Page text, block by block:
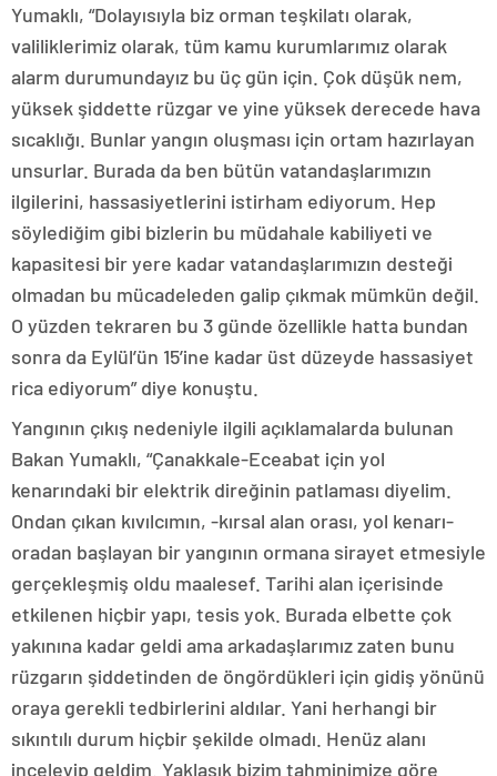
Yumaklı, “Dolayısıyla biz orman teşkilatı olarak,
valiliklerimiz olarak, tüm kamu kurumlarımız olarak
alarm durumundayız bu üç gün için. Çok düşük nem,
yüksek şiddette rüzgar ve yine yüksek derecede hava
sıcaklığı. Bunlar yangın oluşması için ortam hazırlayan
unsurlar. Burada da ben bütün vatandaşlarımızın
ilgilerini, hassasiyetlerini istirham ediyorum. Hep
söylediğim gibi bizlerin bu müdahale kabiliyeti ve
kapasitesi bir yere kadar vatandaşlarımızın desteği
olmadan bu mücadeleden galip çıkmak mümkün değil.
O yüzden tekraren bu 3 günde özellikle hatta bundan
sonra da Eylül’ün 15’ine kadar üst düzeyde hassasiyet
rica ediyorum” diye konuştu.
Yangının çıkış nedeniyle ilgili açıklamalarda bulunan
Bakan Yumaklı, “Çanakkale-Eceabat için yol
kenarındaki bir elektrik direğinin patlaması diyelim.
Ondan çıkan kıvılcımın, -kırsal alan orası, yol kenarı-
oradan başlayan bir yangının ormana sirayet etmesiyle
gerçekleşmiş oldu maalesef. Tarihi alan içerisinde
etkilenen hiçbir yapı, tesis yok. Burada elbette çok
yakınına kadar geldi ama arkadaşlarımız zaten bunu
rüzgarın şiddetinden de öngördükleri için gidiş yönünü
oraya gerekli tedbirlerini aldılar. Yani herhangi bir
sıkıntılı durum hiçbir şekilde olmadı. Henüz alanı
inceleyip geldim. Yaklaşık bizim tahminimize göre